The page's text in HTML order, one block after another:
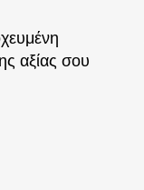
αξίας σου